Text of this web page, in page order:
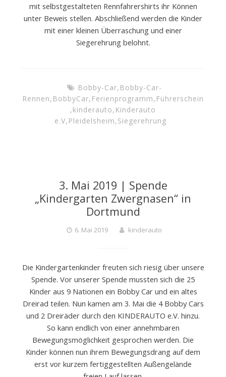
mit selbstgestalteten Rennfahrershirts ihr Können
unter Beweis stellen. Abschließend werden die Kinder
mit einer kleinen Überraschung und einer
Siegerehrung belohnt.
Bobby-Car, Bobby-Car-
Rennen, BobbyCar, Ferienprogramm, Führerschein
,kinderauto, Kinderauto
e.V, Pleidelsheim,Siegerehrung
3. Mai 2019 | Spende
„Kindergarten Zwergnasen“ in
Dortmund
6. Mai 2019 kinderauto
Die Kindergartenkinder freuten sich riesig über unsere
Spende. Vor unserer Spende mussten sich die 25
Kinder aus 9 Nationen ein Bobby Car und ein altes
Dreirad teilen. Nun kamen am 3. Mai die 4 Bobby Cars
und 2 Dreiräder durch den KINDERAUTO e.V. hinzu.
So kann endlich von einer annehmbaren
Bewegungsmöglichkeit gesprochen werden. Die
Kinder können nun ihrem Bewegungsdrang auf dem
erst vor kurzem fertiggestellten Außengelände